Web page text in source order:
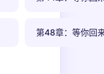
第48章：等你回